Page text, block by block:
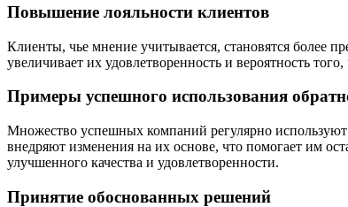
Повышение лояльности клиентов
Клиенты, чье мнение учитывается, становятся более
увеличивает их удовлетворенность и вероятность
Примеры успешного использования
Множество успешных компаний регулярно
внедряют изменения на их основе, что помогает им
улучшенного качества и удовлетворенности.
Принятие обоснованных решений